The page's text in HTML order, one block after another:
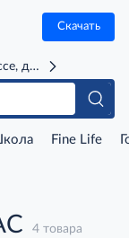
Скачать
д. 71Г (м. Речной
Fine Life
4 товара